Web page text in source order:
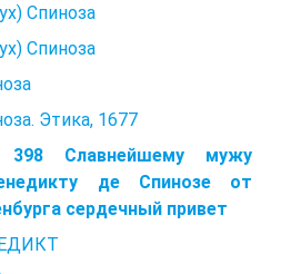
Спиноза
Спиноза
Этика, 1677
Славнейшему мужу
де Спинозе от
сердечный привет